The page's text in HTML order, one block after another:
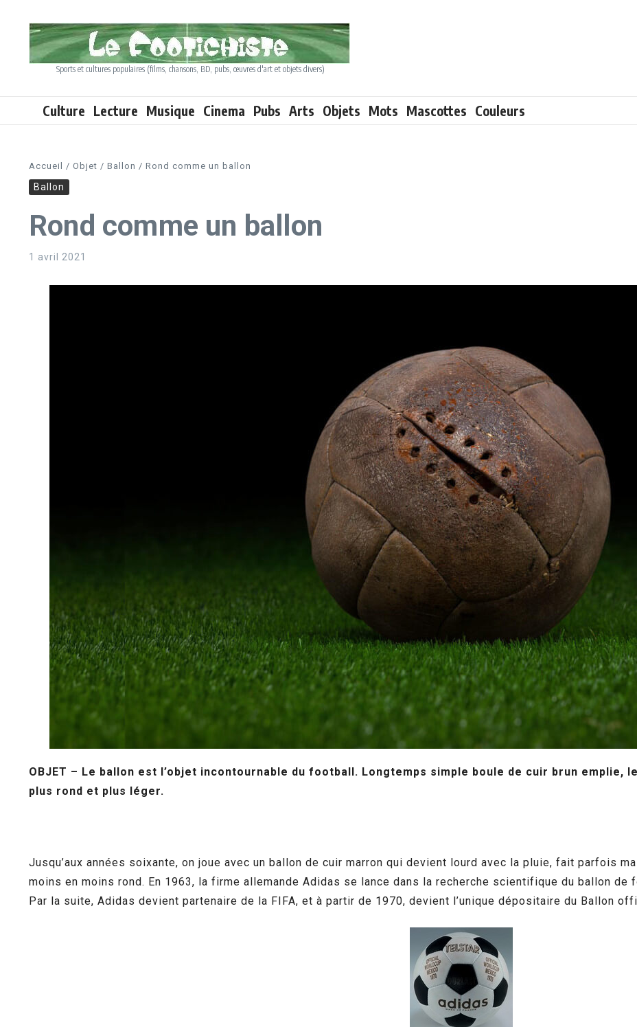
Sports et cultures populaires (films, chansons, BD, pubs, œuvres d'art et objets divers)
Culture Lecture Musique Cinema Pubs Arts Objets Mots Mascottes Couleurs
Accueil / Objet / Ballon / Rond comme un ballon
Ballon
Rond comme un ballon
1 avril 2021
OBJET – Le ballon est l’objet incontournable du football. Longtemps simple boule de cuir brun emplie,
plus rond et plus léger.
Jusqu’aux années soixante, on joue avec un ballon de cuir marron qui devient lourd avec la pluie, fait parfois
moins en moins rond. En 1963, la firme allemande Adidas se lance dans la recherche scientifique du ballon de
Par la suite, Adidas devient partenaire de la FIFA, et à partir de 1970, devient l’unique dépositaire du Ballon